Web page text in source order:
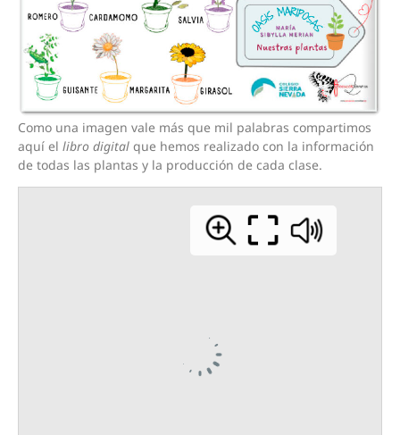
Como una imagen vale más que mil palabras compartimos
aquí el libro digital que hemos realizado con la información
de todas las plantas y la producción de cada clase.